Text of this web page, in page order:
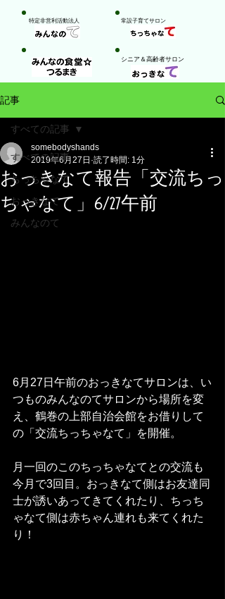
特定非営利活動法人 ​常設子育てサロン
​シニア＆高齢者サロン
記事
すべての記事
ちっちゃなて
おっきなて
みんなのて
すべての記事
おっきなて報告「交流ちっ
ちゃなて」6/27午前
somebodyshands
2019年6月27日 読了時間: 1分
6月27日午前のおっきなてサロンは、い
つものみんなのてサロンから場所を変
え、鶴巻の上部自治会館をお借りして
の「交流ちっちゃなて」を開催。
月一回のこのちっちゃなてとの交流も
今月で3回目。おっきなて側はお友達同
士が誘いあってきてくれたり、ちっち
ゃなて側は赤ちゃん連れも来てくれた
り！